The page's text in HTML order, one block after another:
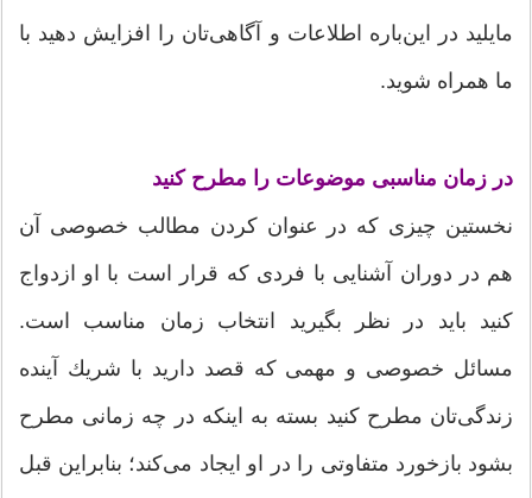
مایلید در این‌باره اطلاعات و آگاهی‌تان را افزایش دهید با
ما همراه شوید.
در زمان مناسبی موضوعات را مطرح كنید
نخستین چیزی كه در عنوان كردن مطالب خصوصی آن
هم در دوران آشنایی با فردی كه قرار است با او ازدواج
كنید باید در نظر بگیرید انتخاب زمان مناسب است.
مسائل خصوصی و مهمی كه قصد دارید با شریك آینده
زندگی‌تان مطرح كنید بسته به اینكه در چه زمانی مطرح
بشود بازخورد متفاوتی را در او ایجاد می‌كند؛ بنابراین قبل